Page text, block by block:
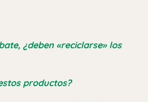
¿deben «reciclarse» los
productos?